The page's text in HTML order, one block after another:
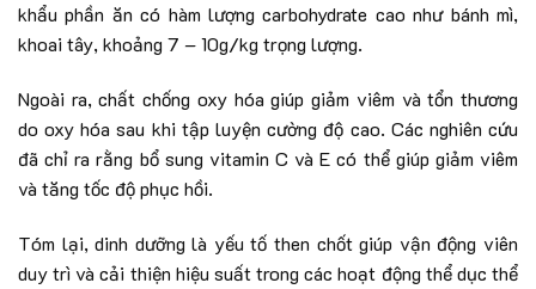
khẩu phần ăn có hàm lượng carbohydrate cao như bánh mì,
khoai tây, khoảng 7 – 10g/kg trọng lượng.
Ngoài ra, chất chống oxy hóa giúp giảm viêm và tổn thương
do oxy hóa sau khi tập luyện cường độ cao. Các nghiên cứu
đã chỉ ra rằng bổ sung vitamin C và E có thể giúp giảm viêm
và tăng tốc độ phục hồi.
Tóm lại, dinh dưỡng là yếu tố then chốt giúp vận động viên
duy trì và cải thiện hiệu suất trong các hoạt động thể dục thể